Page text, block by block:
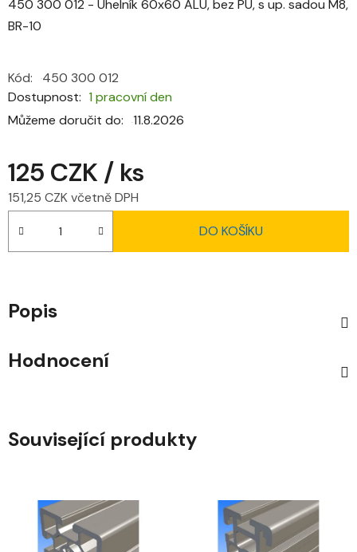
450 300 012 - Úhelník 60x60 ALU, bez PÚ, s up. sadou M8,
BR-10
Dostupnost
1 pracovní den
Můžeme doručit do:
11.8.2026
Kód: 450 300 012
125 CZK / ks
151,25 CZK včetně DPH
DO KOŠÍKU
Popis
Hodnocení
Související produkty